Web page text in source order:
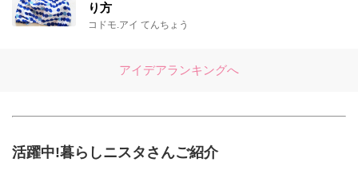
り方
コドモ.アイ てんちょう
アイデアランキングへ
活躍中!暮らしニスタさんご紹介